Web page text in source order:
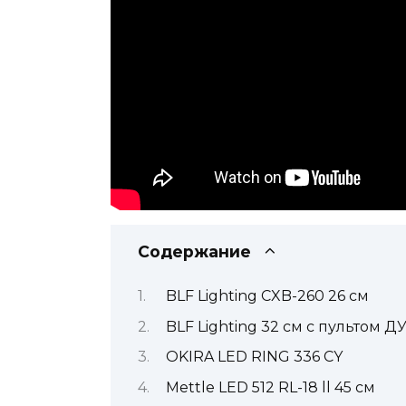
Содержание
BLF Lighting CXB-260 26 см
BLF Lighting 32 см с пультом ДУ
OKIRA LED RING 336 CY
Mettle LED 512 RL-18 ll 45 см